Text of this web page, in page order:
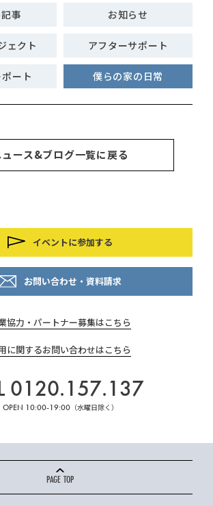
事 お知らせ
ェクト アフターサポート
ート 僕らの家の日常
ュース&ブログ一覧に戻る
イベントに参加する
お問い合わせ・資料請求
協力・パートナー募集はこちら
に関するお問い合わせはこちら
0120.157.137
OPEN 10:00-19:00（水曜日除く）
PAGE TOP